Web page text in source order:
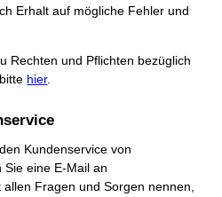
Erhalt auf mögliche Fehler und
Rechten und Pflichten bezüglich
hier.
Kundenservice von
Sie eine E-Mail an
Fragen und Sorgen nennen,